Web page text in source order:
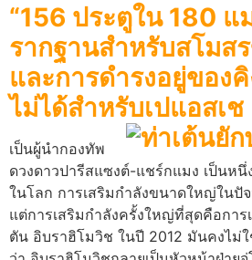
“156 ประตูใน 180 แ
รากฐานสำหรับสโมส
และการดำรงอยู่ของ
ไม่ได้สำหรับเปแอสเช
เป็นผู้นำกองทัพ
ดวงดาวปารีสแซงต์-แชร์กแมง เป็นห
ในโลก การเสริมกำลังขนาดใหญ่ในปั
แต่การเสริมกำลังครั้งใหญ่ที่สุดคือกา
ตัน อิบราฮิโมวิช ในปี 2012 มันคงไม่ใ